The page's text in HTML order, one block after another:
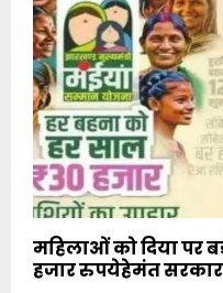
महिलाओं को दिया पर
हजार रुपयेहेमंत सरकार